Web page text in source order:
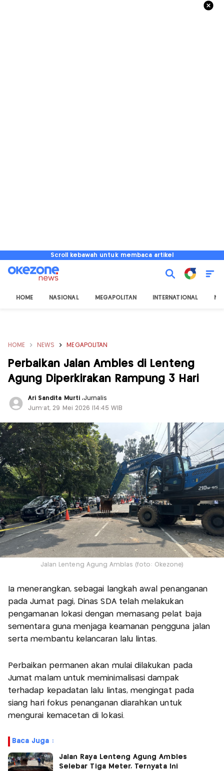
Scroll kebawah untuk membaca artikel
HOME NASIONAL MEGAPOLITAN INTERNATIONAL
HOME NEWS MEGAPOLITAN
Perbaikan Jalan Ambles di Lenteng
Agung Diperkirakan Rampung 3 Hari
Ari Sandita Murti ,Jurnalis
Jum'at, 29 Mei 2026 |14:45 WIB
Jalan Lenteng Agung Amblas (foto: Okezone)
Ia menerangkan, sebagai langkah awal penanganan
pada Jumat pagi, Dinas SDA telah melakukan
pengamanan lokasi dengan memasang pelat baja
sementara guna menjaga keamanan pengguna jalan
serta membantu kelancaran lalu lintas.
Perbaikan permanen akan mulai dilakukan pada
Jumat malam untuk meminimalisasi dampak
terhadap kepadatan lalu lintas, mengingat pada
siang hari fokus penanganan diarahkan untuk
mengurai kemacetan di lokasi.
Baca Juga :
Jalan Raya Lenteng Agung Ambles
Selebar Tiga Meter, Ternyata Ini